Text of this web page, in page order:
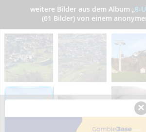
weitere Bilder aus dem Album „8-
(61 Bilder) von einem
×